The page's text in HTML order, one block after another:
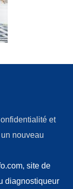
et
nouveau
site de
diagnostiqueur